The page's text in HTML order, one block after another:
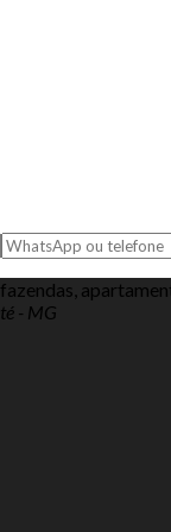
- MG